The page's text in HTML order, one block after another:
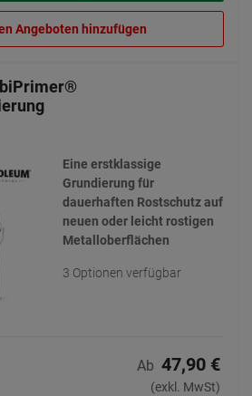
Angeboten hinzufügen
Eine erstklassige
Grundierung für
dauerhaften Rostschutz auf
neuen oder leicht rostigen
Metalloberflächen
3 Optionen verfügbar
Ab 47,90 €
(exkl. MwSt)